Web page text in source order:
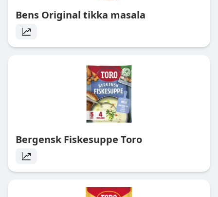
Bens Original tikka masala
Bergensk Fiskesuppe Toro